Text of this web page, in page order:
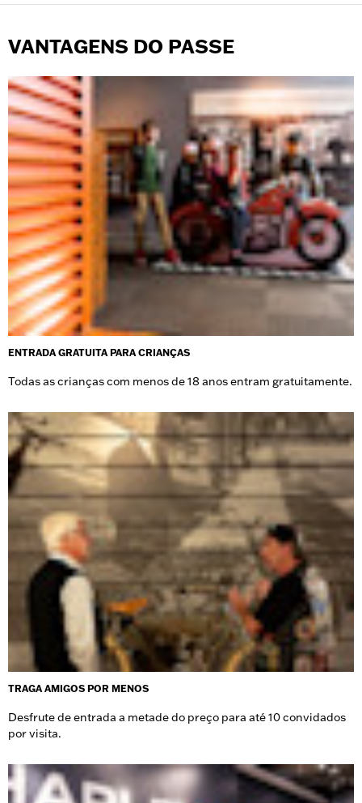
VANTAGENS DO PASSE
ENTRADA GRATUITA PARA CRIANÇAS
Todas as crianças com menos de 18 anos entram gratuitamente.
TRAGA AMIGOS POR MENOS
Desfrute de entrada a metade do preço para até 10 convidados
por visita.